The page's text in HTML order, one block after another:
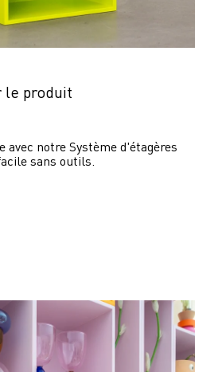
le produit
avec notre Système d'étagères
sans outils.